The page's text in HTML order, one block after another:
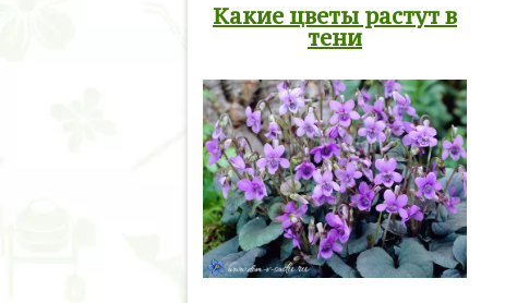
Какие цветы растут в
тени